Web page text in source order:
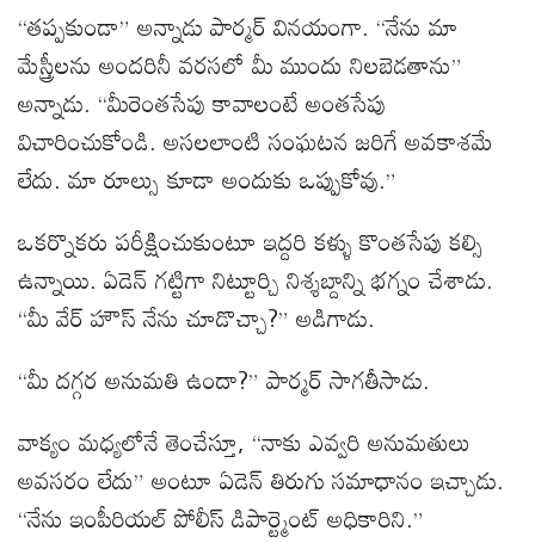
“తప్పకుండా” అన్నాడు పార్మర్ వినయంగా. “నేను మా
మేస్త్రీలను అందరినీ వరసలో మీ ముందు నిలబెడతాను”
అన్నాడు. “మీరెంతసేపు కావాలంటే అంతసేపు
విచారించుకోండి. అసలలాంటి సంఘటన జరిగే అవకాశమే
లేదు. మా రూల్సు కూడా అందుకు ఒప్పుకోవు.”
ఒకర్నొకరు పరీక్షించుకుంటూ ఇద్దరి కళ్ళు కొంతసేపు కల్సి
ఉన్నాయి. ఏడెన్ గట్టిగా నిట్టూర్చి నిశ్శబ్దాన్ని భగ్నం చేశాడు.
“మీ వేర్ హౌస్ నేను చూడొచ్చా?” అడిగాడు.
“మీ దగ్గర అనుమతి ఉందా?” పార్మర్ సాగతీసాడు.
వాక్యం మధ్యలోనే తెంచేస్తూ, “నాకు ఎవ్వరి అనుమతులు
అవసరం లేదు” అంటూ ఏడెన్ తిరుగు సమాధానం ఇచ్చాడు.
“నేను ఇంపీరియల్ పోలీస్ డిపార్ట్మెంట్‌ అధికారిని.”